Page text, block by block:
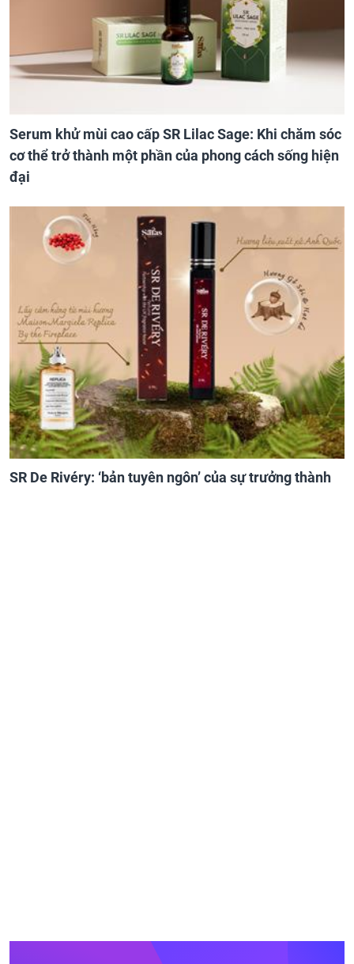
Serum khử mùi cao cấp SR Lilac Sage: Khi chăm sóc
cơ thể trở thành một phần của phong cách sống hiện
đại
SR De Rivéry: ‘bản tuyên ngôn’ của sự trưởng thành